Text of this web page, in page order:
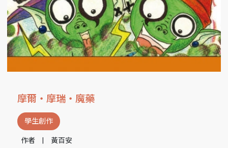
摩爾‧摩瑞‧魔藥
學生創作
作者
黃百安